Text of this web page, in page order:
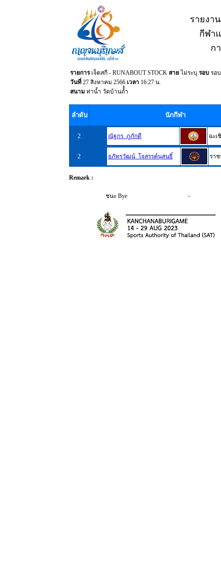
รายงา
กีฬา
ก
รายการเจ็ตสกี - RUNABOUT STOCK สาย ไม่ระบุ รอบ รอ
วันที่ 27 สิงหาคม 2566 เวลา 16:27 น.
สนาม ท่าน้ำ วัดบ้านถ้้ำ
ลำดับ นักกีฬา
2 ณัฐกร ภูภักดี ฉะเ
2 ธภัทรวัฒน์ โจสรรค์นุสนธิ์ รา
Remark :
ชนะ Bye -